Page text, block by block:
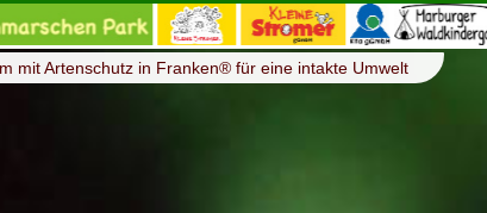
mit Artenschutz in Franken® für eine intakte Umwelt